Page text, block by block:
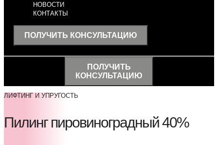
НОВОСТИ
КОНТАКТЫ
ПОЛУЧИТЬ КОНСУЛЬТАЦИЮ
ПОЛУЧИТЬ
КОНСУЛЬТАЦИЮ
ЛИФТИНГ И УПРУГОСТЬ
Пилинг пировиноградный 40%